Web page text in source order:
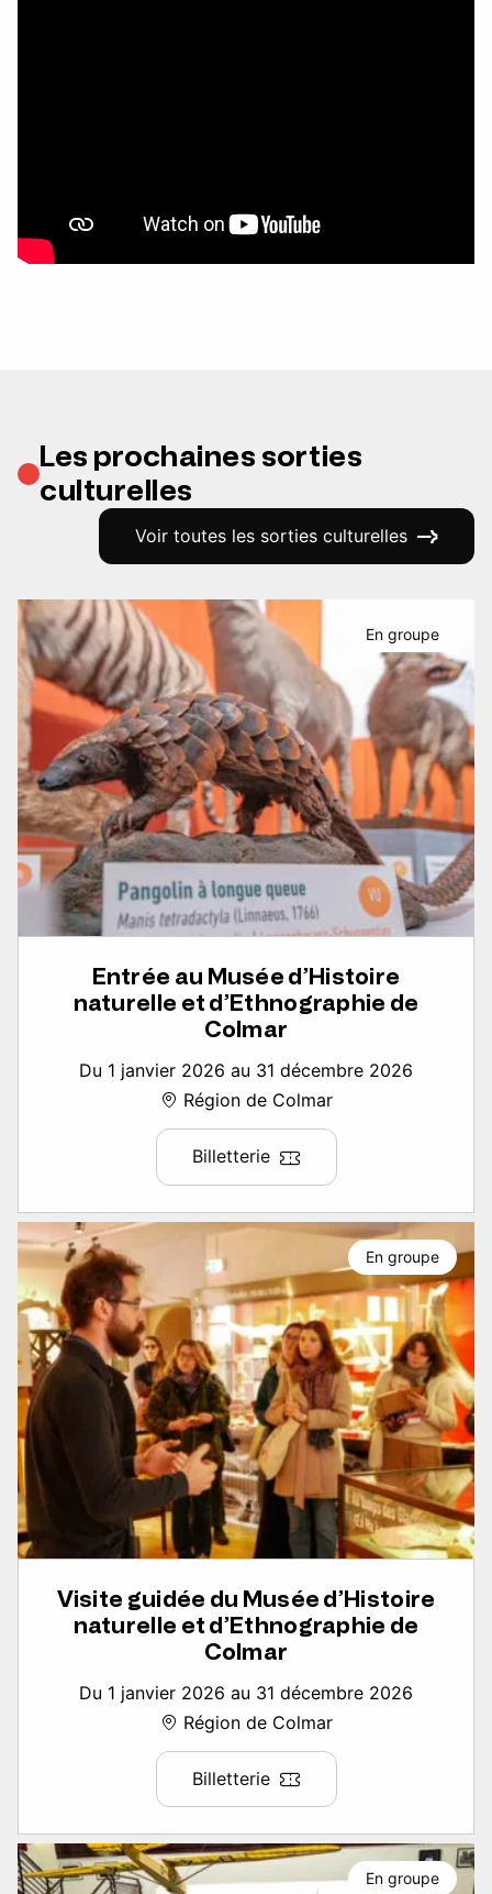
Les prochaines sorties
culturelles
Voir toutes les sorties culturelles
Entrée au Musée d’Histoire
naturelle et d’Ethnographie de
Colmar
Du 1 janvier 2026 au 31 décembre 2026
Région de Colmar
Billetterie
En groupe
Visite guidée du Musée d’Histoire
naturelle et d’Ethnographie de
Colmar
Du 1 janvier 2026 au 31 décembre 2026
Région de Colmar
Billetterie
En groupe
En groupe